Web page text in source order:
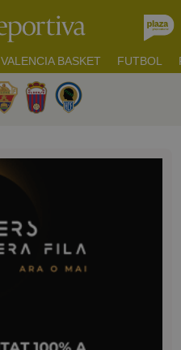
VALENCIA BASKET FUTBOL